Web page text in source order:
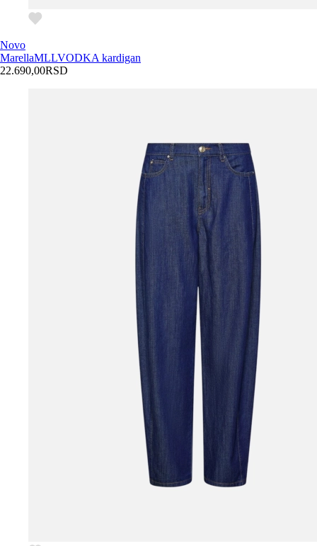
Novo
MarellaMLLVODKA kardigan
22.690,00RSD